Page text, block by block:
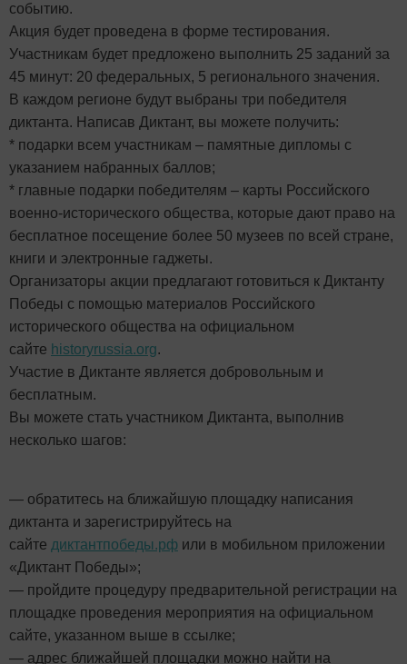
событию.
Акция будет проведена в форме тестирования.
Участникам будет предложено выполнить 25 заданий за
45 минут: 20 федеральных, 5 регионального значения.
В каждом регионе будут выбраны три победителя
диктанта. Написав Диктант, вы можете получить:
* подарки всем участникам – памятные дипломы с
указанием набранных баллов;
* главные подарки победителям – карты Российского
военно-исторического общества, которые дают право на
бесплатное посещение более 50 музеев по всей стране,
книги и электронные гаджеты.
Организаторы акции предлагают готовиться к Диктанту
Победы с помощью материалов Российского
исторического общества на официальном
сайте historyrussia.org.
Участие в Диктанте является добровольным и
бесплатным.
Вы можете стать участником Диктанта, выполнив
несколько шагов:
— обратитесь на ближайшую площадку написания
диктанта и зарегистрируйтесь на
сайте диктантпобеды.рф или в мобильном приложении
«Диктант Победы»;
— пройдите процедуру предварительной регистрации на
площадке проведения мероприятия на официальном
сайте, указанном выше в ссылке;
— адрес ближайшей площадки можно найти на